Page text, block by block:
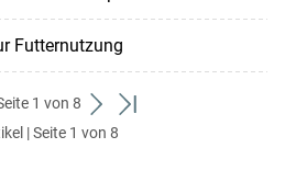
Futternutzung
1 von 8
weiter
zum
zum
| Seite 1 von 8